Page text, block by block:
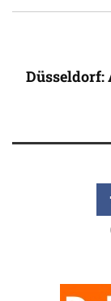
Düsseldorf: